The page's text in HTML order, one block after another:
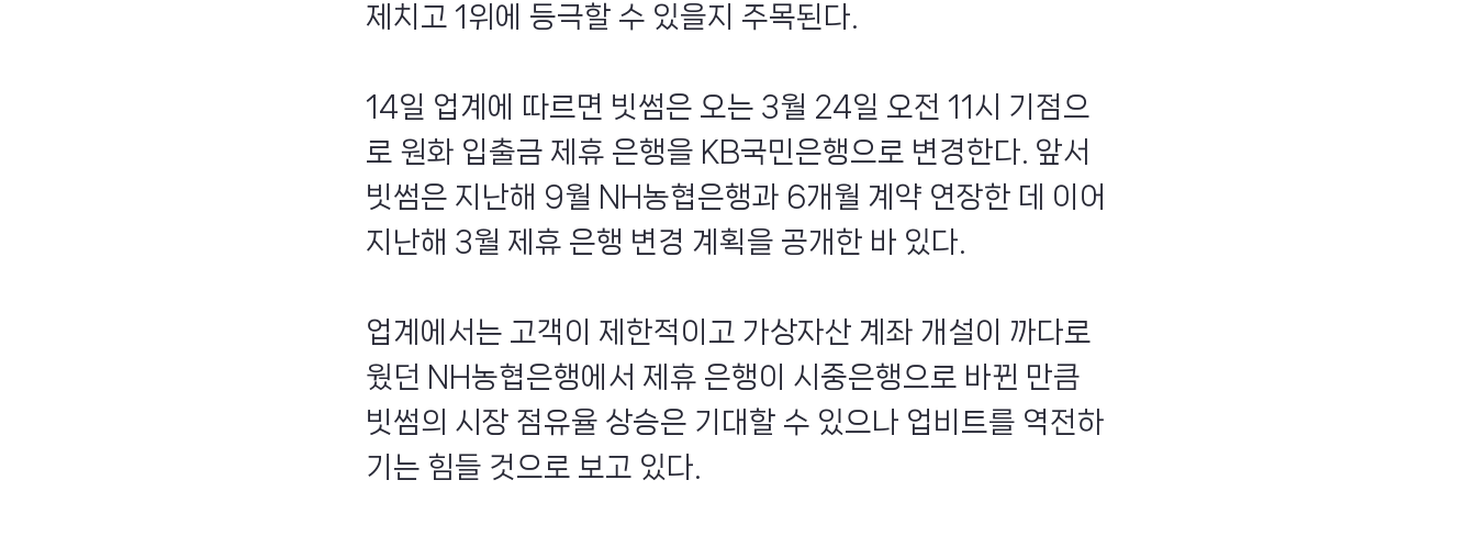
제치고 1위에 등극할 수 있을지 주목된다.
14일 업계에 따르면 빗썸은 오는 3월 24일 오전 11시 기점으
로 원화 입출금 제휴 은행을 KB국민은행으로 변경한다. 앞서
빗썸은 지난해 9월 NH농협은행과 6개월 계약 연장한 데 이어
지난해 3월 제휴 은행 변경 계획을 공개한 바 있다.
업계에서는 고객이 제한적이고 가상자산 계좌 개설이 까다로
웠던 NH농협은행에서 제휴 은행이 시중은행으로 바뀐 만큼
빗썸의 시장 점유율 상승은 기대할 수 있으나 업비트를 역전하
기는 힘들 것으로 보고 있다.